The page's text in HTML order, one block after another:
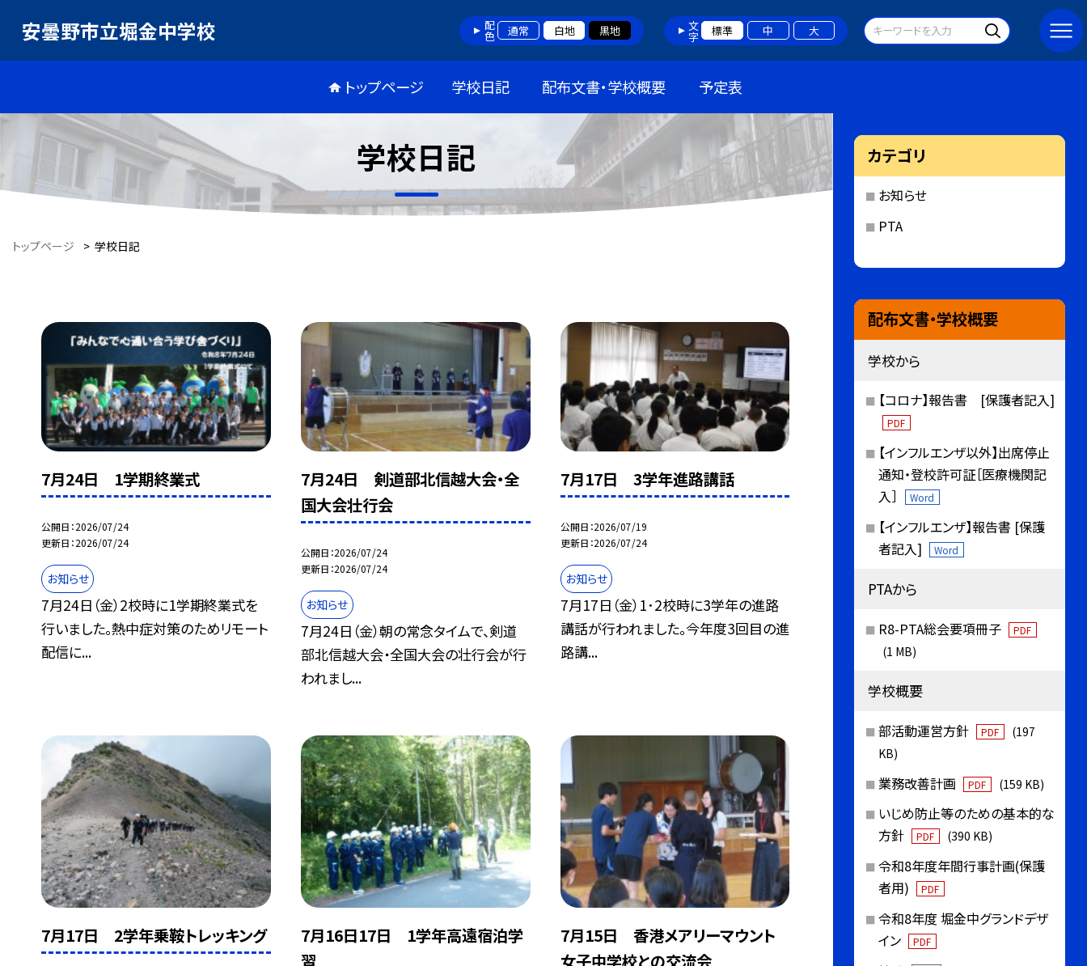
安曇野市立堀金中学校 配色 通常 白地 黒地 文字 標準 中 大
トップページ 学校日記 配布文書・学校概要 予定表
学校日記
トップページ > 学校日記
7月24日 1学期終業式
公開日 2026/07/24
更新日 2026/07/24
お知らせ
7月24日（金）2校時に1学期終業式を
行いました。熱中症対策のためリモート
配信に...
7月24日 剣道部北信越大会・全
国大会壮行会
公開日 2026/07/24
更新日 2026/07/24
お知らせ
7月24日（金）朝の常念タイムで、剣道
部北信越大会・全国大会の壮行会が行
われまし...
7月17日 3学年進路講話
公開日 2026/07/19
更新日 2026/07/24
お知らせ
7月17日（金）1･2校時に3学年の進路
講話が行われました。今年度3回目の進
路講...
7月17日 2学年乗鞍トレッキング
7月16日17日 1学年高遠宿泊学
習
7月15日 香港メアリーマウント
女子中学校との交流会
カテゴリ
お知らせ
PTA
配布文書・学校概要
学校から
【コロナ】報告書 [保護者記入]
PDF
【インフルエンザ以外】出席停止
通知・登校許可証［医療機関記
入］
Word
【インフルエンザ】報告書 [保護
者記入]
Word
PTAから
R8-PTA総会要項冊子 PDF
(1 MB)
学校概要
部活動運営方針 PDF
(197
KB)
業務改善計画 PDF (159 KB)
いじめ防止等のための基本的な
方針
PDF (390 KB)
令和8年度年間行事計画(保護
者用)
PDF
令和8年度 堀金中グランドデザ
イン
PDF